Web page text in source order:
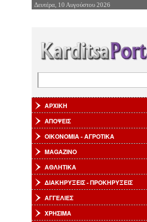
Επιστροφή στην Πλοήγηση
Δευτέρα, 10 Αυγούστου 2026
ΑΡΧΙΚΗ
ΑΠΟΨΕΙΣ
ΟΙΚΟΝΟΜΙΑ - ΑΓΡΟΤΙΚΑ
MAGAZINO
ΑΘΛΗΤΙΚΑ
ΔΙΑΚΗΡΥΞΕΙΣ - ΠΡΟΚΗΡΥΞΕΙΣ
ΑΓΓΕΛΙΕΣ
ΧΡΗΣΙΜΑ